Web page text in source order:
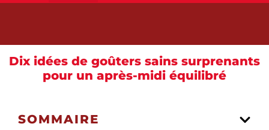
Dix idées de goûters sains surprenants
pour un après-midi équilibré
SOMMAIRE